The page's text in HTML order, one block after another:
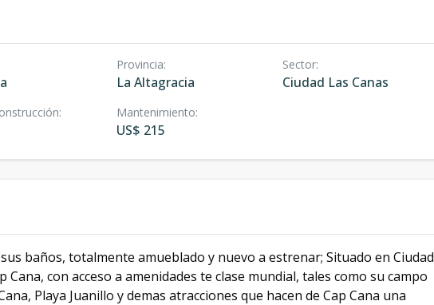
Provincia:
La Altagracia
Sector:
Ciudad Las Canas
: Mantenimiento:
US$ 215
baños, totalmente amueblado y nuevo a estrenar; Situado en Ciudad
Cana, con acceso a amenidades te clase mundial, tales como su campo
Playa Juanillo y demas atracciones que hacen de Cap Cana una